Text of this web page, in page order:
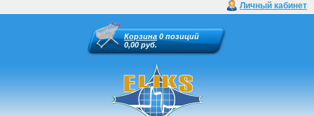
Личный кабинет
Корзина 0 позиций
0,00 руб.